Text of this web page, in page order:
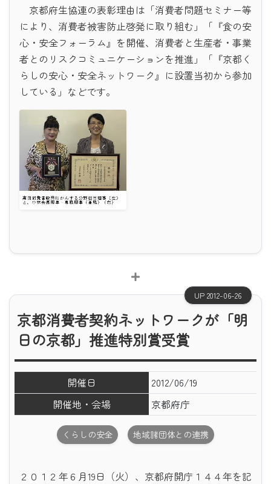
京都府生協連の表彰理由は「消費者問題セミナー等
により、消費者被害防止啓発に取り組む」「『食の安
心・安全フォーラム』を開催、消費者と生産者・事業
者とのリスクコミュニケーションを推進」「『京都く
らしの安心・安全ネットワーク』に設置当初から参加
している」などです。
UP 2012-06-26
京都消費者契約ネットワークが「明
日の京都」推進特別賞受賞
開催日
2012/06/19
開催地・会場
京都府庁
くらしの安全 地域諸団体との連携
２０１２年６月19日（火）、京都府開庁１４４年を記